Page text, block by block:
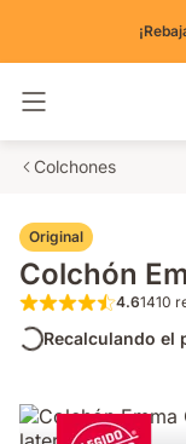
Colchones
Original
Colchón
4.61410
Recalculando el